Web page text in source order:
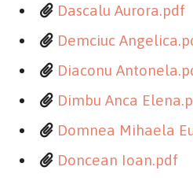
Dascalu Aurora.pdf
Demciuc
Diaconu
Dimbu Anca
Domnea Mihaela
Doncean Ioan.pdf